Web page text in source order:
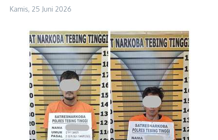
Kamis, 25 Juni 2026